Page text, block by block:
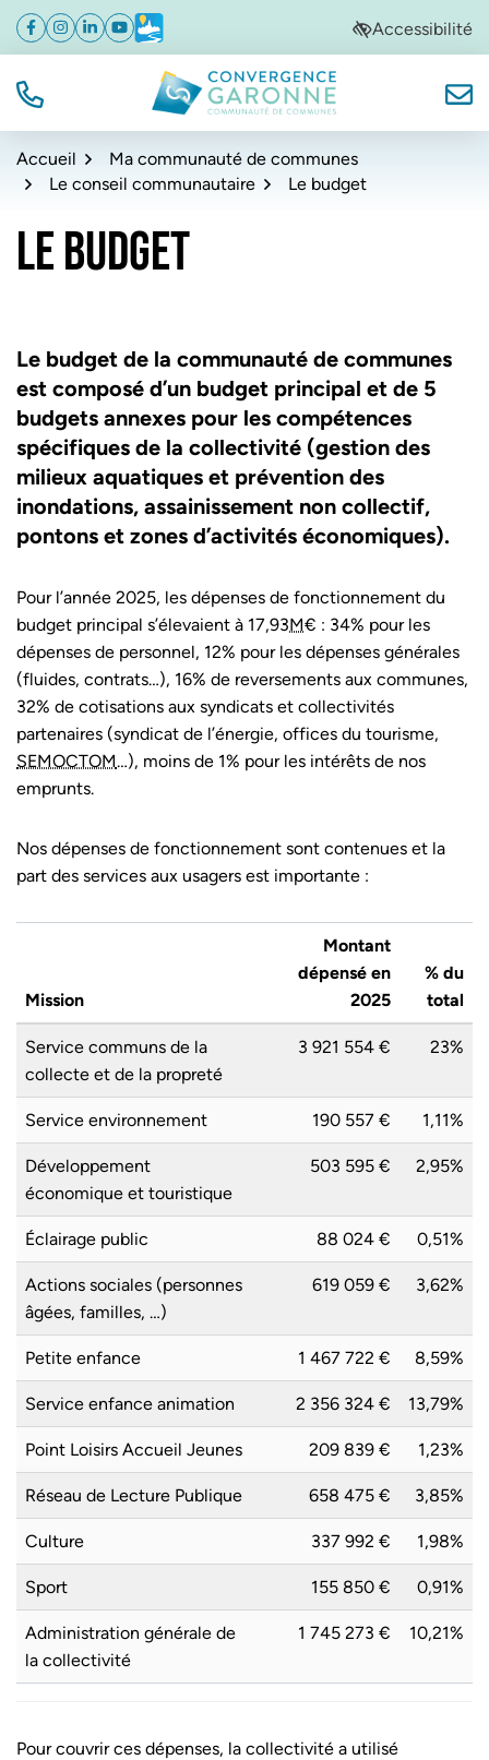
Aller
navigation
Aller
au
Aller
au
de
Facebook
(ouverture dans un nouvel onglet)
Instagram
(ouverture dans un nouvel onglet)
Linkedin
(ouverture dans un nouvel onglet)
YouTube
(ouverture dans un nouvel onglet)
Météo
(ouverture dans un nouvel onglet)Accessibilité
TÉL. Convergence Garonne
Accueil
Ma communauté de communes
Le conseil communautaire
Le budget
LE BUDGET
Le budget de la communauté de communes
est composé d’un budget principal et de 5
budgets annexes pour les compétences
spécifiques de la collectivité (gestion des
milieux aquatiques et prévention des
inondations, assainissement non collectif,
pontons et zones d’activités économiques).
Pour l’année 2025, les dépenses de fonctionnement du
budget principal s’élevaient à 17,93M€ : 34% pour les
dépenses de personnel, 12% pour les dépenses générales
(fluides, contrats…), 16% de reversements aux communes,
32% de cotisations aux syndicats et collectivités
partenaires (syndicat de l’énergie, offices du tourisme,
SEMOCTOM…), moins de 1% pour les intérêts de nos
emprunts.
Nos dépenses de fonctionnement sont contenues et la
part des services aux usagers est importante :
Mission
Montant
dépensé en
2025
% du
total
Service communs de la
collecte et de la propreté
3 921 554 € 23%
Service environnement 190 557 € 1,11%
Développement
économique et touristique
503 595 € 2,95%
Éclairage public 88 024 € 0,51%
Actions sociales (personnes
âgées, familles, …)
619 059 € 3,62%
Petite enfance 1 467 722 € 8,59%
Service enfance animation 2 356 324 € 13,79%
Point Loisirs Accueil Jeunes 209 839 € 1,23%
Réseau de Lecture Publique 658 475 € 3,85%
Culture 337 992 € 1,98%
Sport 155 850 € 0,91%
Administration générale de
la collectivité
1 745 273 € 10,21%
Pour couvrir ces dépenses, la collectivité a utilisé